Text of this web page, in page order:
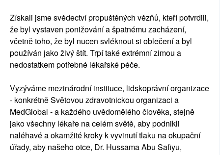
Získali jsme svědectví propuštěných vězňů, kteří potvrdili,
že byl vystaven ponižování a špatnému zacházení,
včetně toho, že byl nucen svléknout si oblečení a byl
používán jako živý štít. Trpí také extrémní zimou a
nedostatkem potřebné lékařské péče.
Vyzýváme mezinárodní instituce, lidskoprávní organizace
- konkrétně Světovou zdravotnickou organizaci a
MedGlobal - a každého uvědomělého člověka, stejně
jako všechny lékaře na celém světě, aby podnikli
naléhavé a okamžité kroky k vyvinutí tlaku na okupační
úřady, aby našeho otce, Dr. Hussama Abu Safiyu,